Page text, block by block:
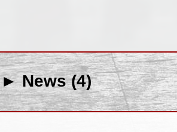
► News (4)